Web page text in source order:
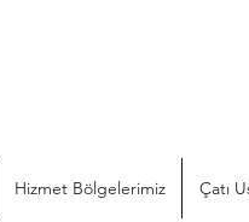
Hizmet Bölgelerimiz Çatı